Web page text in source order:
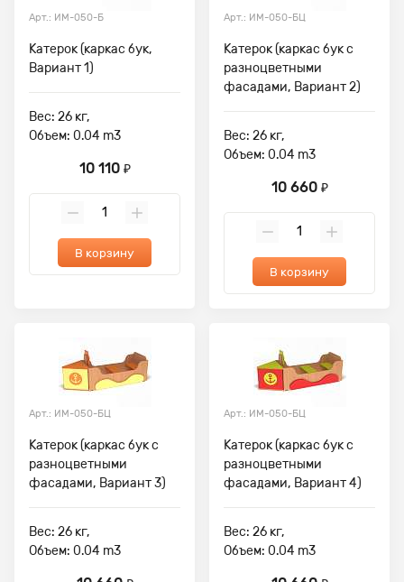
Арт.: ИМ-050-Б
Катерок (каркас бук,
Вариант 1)
Вес: 26 кг,
Объем: 0.04 m3
10 110 ₽
В корзину
Арт.: ИМ-050-БЦ
Катерок (каркас бук с
разноцветными
фасадами, Вариант 2)
Вес: 26 кг,
Объем: 0.04 m3
10 660 ₽
В корзину
Арт.: ИМ-050-БЦ
Катерок (каркас бук с
разноцветными
фасадами, Вариант 3)
Вес: 26 кг,
Объем: 0.04 m3
Арт.: ИМ-050-БЦ
Катерок (каркас бук с
разноцветными
фасадами, Вариант 4)
Вес: 26 кг,
Объем: 0.04 m3